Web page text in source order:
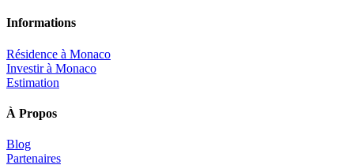
Informations
Résidence à Monaco
Investir à Monaco
Estimation
À Propos
Blog
Partenaires